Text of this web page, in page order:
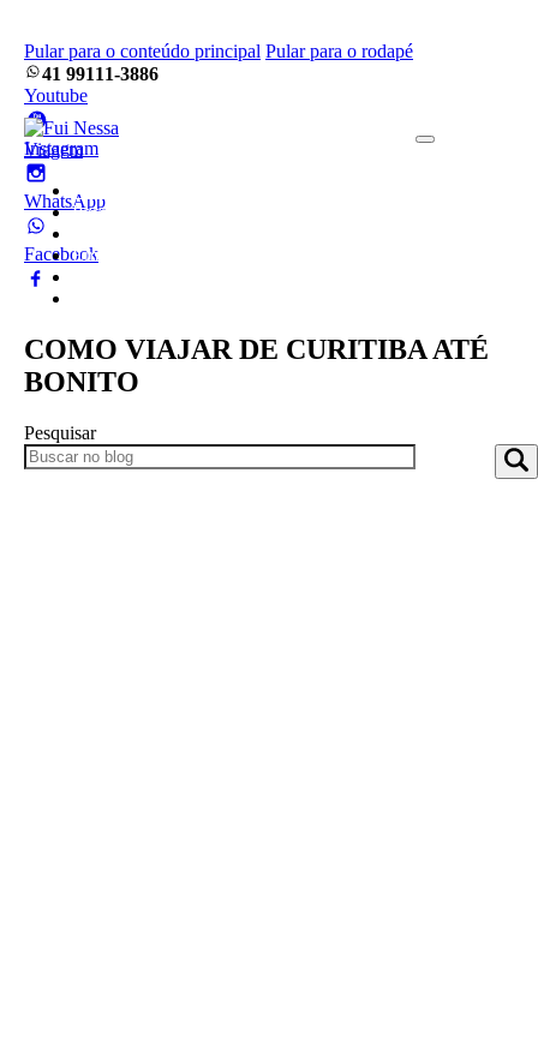
Pular para o conteúdo principal Pular para o rodapé
41 99111-3886
Youtube
Instagram
WhatsApp
Facebook
Home
Pacotes
Empresa
COMO VIAJAR DE CURITIBA ATÉ
BONITO
Pesquisar